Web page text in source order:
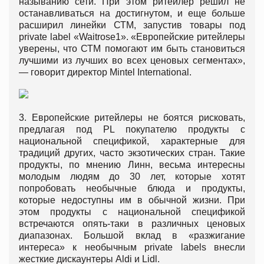
останавливаться на достигнутом, и еще больше
расширил линейки СТМ, запустив товары под
private label «Waitrose1». «Европейские ритейлеры
уверены, что СТМ помогают им быть становиться
лучшими из лучших во всех ценовых сегментах»,
— говорит директор Mintel International.
3. Европейские ритейлеры не боятся рисковать,
предлагая под PL покупателю продукты с
национальной спецификой, характерные для
традиций других, часто экзотических стран. Такие
продукты, по мнению Линн, весьма интересны
молодым людям до 30 лет, которые хотят
попробовать необычные блюда и продукты,
которые недоступны им в обычной жизни. При
этом продукты с национальной спецификой
встречаются опять-таки в различных ценовых
диапазонах. Большой вклад в «разжигание
интереса» к необычным private labels внесли
жесткие дискаунтеры Aldi и Lidl.